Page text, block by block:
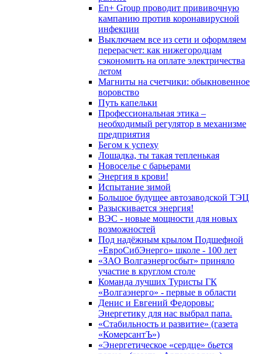
En+ Group проводит прививочную
кампанию против коронавирусной
инфекции
Выключаем все из сети и оформляем
перерасчет: как нижегородцам
сэкономить на оплате электричества
летом
Магниты на счетчики: обыкновенное
воровство
Путь капельки
Профессиональная этика –
необходимый регулятор в механизме
предприятия
Бегом к успеху
Лошадка, ты такая тепленькая
Новоселье с барьерами
Энергия в крови!
Испытание зимой
Большое будущее автозаводской ТЭЦ
Разыскивается энергия!
ВЭС - новые мощности для новых
возможностей
Под надёжным крылом Подшефной
«ЕвроСибЭнерго» школе - 100 лет
«ЗАО Волгаэнергосбыт» приняло
участие в круглом столе
Команда лучших Туристы ГК
«Волгаэнерго» - первые в области
Денис и Евгений Федоровы:
Энергетику для нас выбрал папа.
«Стабильность и развитие» (газета
«КомерсантЪ»)
«Энергетическое «сердце» бьется